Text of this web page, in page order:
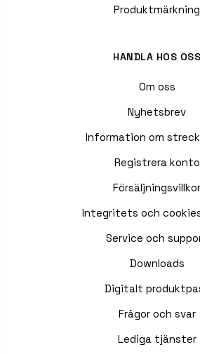
Produktmärkning
HANDLA HOS OSS
Om oss
Nyhetsbrev
Information om
Registrera konto
Försäljningsvillkor
Integritets och
Service och
Downloads
Digitalt
Frågor och svar
Lediga tjänster